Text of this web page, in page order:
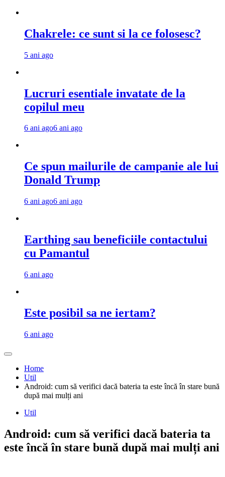
Chakrele: ce sunt si la ce folosesc?
5 ani ago
Lucruri esentiale invatate de la
copilul meu
6 ani ago6 ani ago
Ce spun mailurile de campanie ale lui
Donald Trump
6 ani ago6 ani ago
Earthing sau beneficiile contactului
cu Pamantul
6 ani ago
Este posibil sa ne iertam?
6 ani ago
Home
Util
Android: cum să verifici dacă bateria ta este încă în stare bună
după mai mulți ani
Util
Android: cum să verifici dacă bateria ta
este încă în stare bună după mai mulți ani